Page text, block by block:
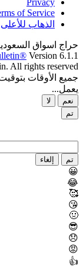
of Service
الذهاب للأعلى
حراج اسواق
Version 6.1.1
All rights reserved.
جميع الأوقات بتوقيت جرينتش+3. هذه
يعمل...
نعم
لا
تم
تم إلغاء
😀
😂
🥰
😘
🤢
😎
😞
😡
👍